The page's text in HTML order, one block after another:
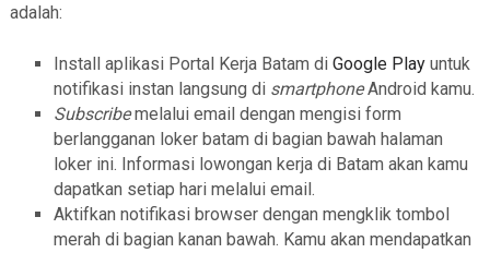
adalah:
Install aplikasi Portal Kerja Batam di Google Playuntuk
notifikasi instan langsung di smartphoneAndroid kamu.
Subscribemelalui email dengan mengisi form
berlangganan loker batam di bagian bawah halaman
loker ini. Informasi lowongan kerja di Batam akan kamu
dapatkan setiap hari melalui email.
Aktifkan notifikasi browser dengan mengklik tombol
merah di bagian kanan bawah. Kamu akan mendapatkan